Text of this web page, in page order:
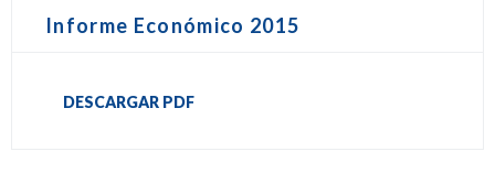
Informe Económico 2015
DESCARGAR PDF